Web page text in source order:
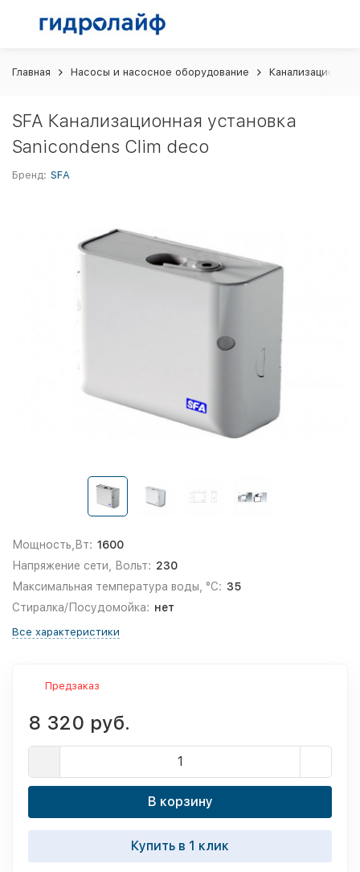
Главная Насосы и насосное оборудование
SFA Канализационная установка
Sanicondens Clim deco
Бренд: SFA
Мощность,Вт: 1600
Напряжение сети, Вольт: 230
Максимальная температура воды, °С: 35
Стиралка/Посудомойка: нет
Все характеристики
Предзаказ
8 320 руб.
В корзину
Купить в 1 клик